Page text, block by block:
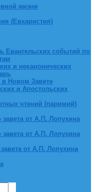
жизни
(Евхаристия)
Евангельских событий по
и неканонических
Новом Завете
и Апостольских
чтений (паримий)
завета от А.П. Лопухина
завета от А.П. Лопухина
от А.П. Лопухина